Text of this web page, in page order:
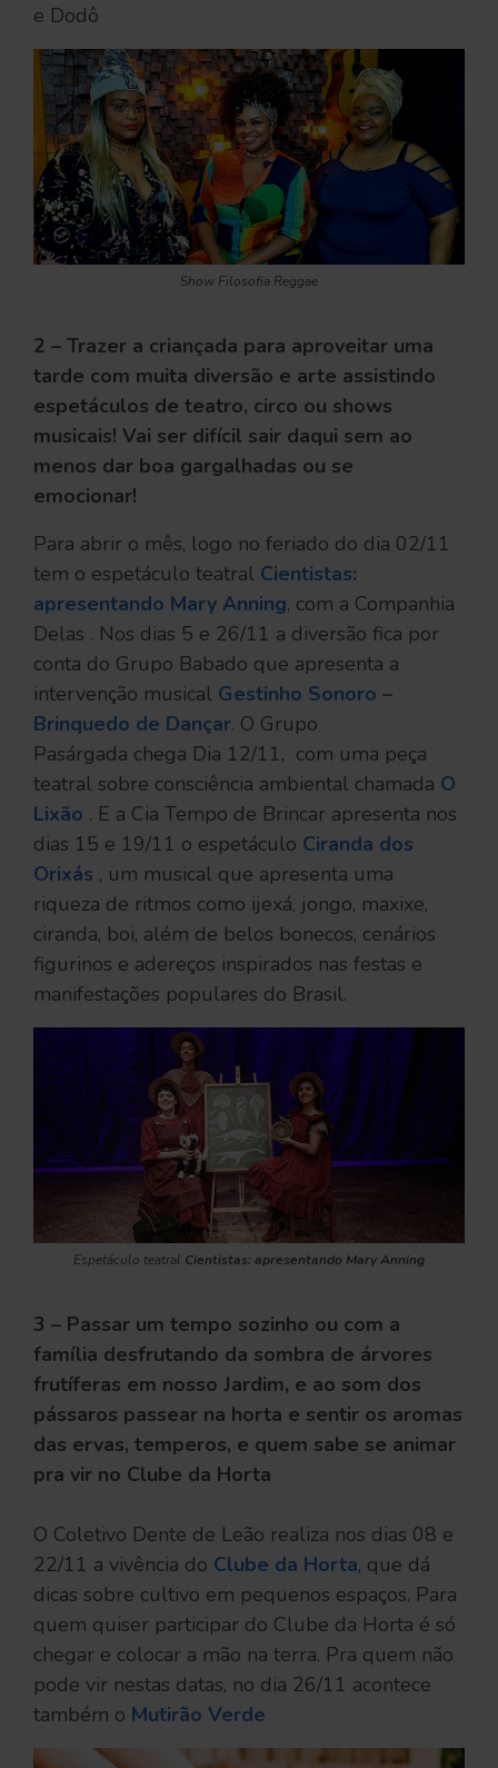
e Dodô
Show Filosofia Reggae
2 – Trazer a criançada para aproveitar uma
tarde com muita diversão e arte assistindo
espetáculos de teatro, circo ou shows
musicais! Vai ser difícil sair daqui sem ao
menos dar boa gargalhadas ou se
emocionar!
Para abrir o mês, logo no feriado do dia 02/11
tem o espetáculo teatral Cientistas:
apresentando Mary Anning, com a Companhia
Delas . Nos dias 5 e 26/11 a diversão fica por
conta do Grupo Babado que apresenta a
intervenção musical Gestinho Sonoro –
Brinquedo de Dançar. O Grupo
Pasárgada chega Dia 12/11, com uma peça
teatral sobre consciência ambiental chamada O
Lixão . E a Cia Tempo de Brincar apresenta nos
dias 15 e 19/11 o espetáculo Ciranda dos
Orixás , um musical que apresenta uma
riqueza de ritmos como ijexá, jongo, maxixe,
ciranda, boi, além de belos bonecos, cenários
figurinos e adereços inspirados nas festas e
manifestações populares do Brasil.
Espetáculo teatral Cientistas: apresentando Mary Anning
3 – Passar um tempo sozinho ou com a
família desfrutando da sombra de árvores
frutíferas em nosso Jardim, e ao som dos
pássaros passear na horta e sentir os aromas
das ervas, temperos, e quem sabe se animar
pra vir no Clube da Horta
O Coletivo Dente de Leão realiza nos dias 08 e
22/11 a vivência do Clube da Horta, que dá
dicas sobre cultivo em pequenos espaços. Para
quem quiser participar do Clube da Horta é só
chegar e colocar a mão na terra. Pra quem não
pode vir nestas datas, no dia 26/11 acontece
também o Mutirão Verde